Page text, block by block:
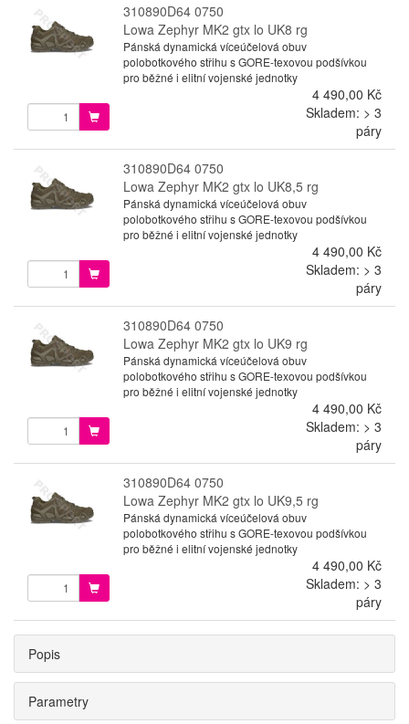
310890D64 0750
Lowa Zephyr MK2 gtx lo UK8 rg
Pánská dynamická víceúčelová obuv
polobotkového střihu s GORE-texovou podšívkou
pro běžné i elitní vojenské jednotky
4 490,00 Kč
Skladem: > 3
páry
310890D64 0750
Lowa Zephyr MK2 gtx lo UK8,5 rg
Pánská dynamická víceúčelová obuv
polobotkového střihu s GORE-texovou podšívkou
pro běžné i elitní vojenské jednotky
4 490,00 Kč
Skladem: > 3
páry
310890D64 0750
Lowa Zephyr MK2 gtx lo UK9 rg
Pánská dynamická víceúčelová obuv
polobotkového střihu s GORE-texovou podšívkou
pro běžné i elitní vojenské jednotky
4 490,00 Kč
Skladem: > 3
páry
310890D64 0750
Lowa Zephyr MK2 gtx lo UK9,5 rg
Pánská dynamická víceúčelová obuv
polobotkového střihu s GORE-texovou podšívkou
pro běžné i elitní vojenské jednotky
4 490,00 Kč
Skladem: > 3
páry
Popis
Parametry